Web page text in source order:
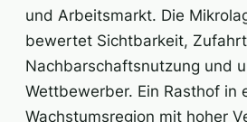
und Arbeitsmarkt. Die
bewertet Sichtbarkeit,
Nachbarschaftsnutzung und
Wettbewerber. Ein Rasthof in
Wachstumsregion mit hoher